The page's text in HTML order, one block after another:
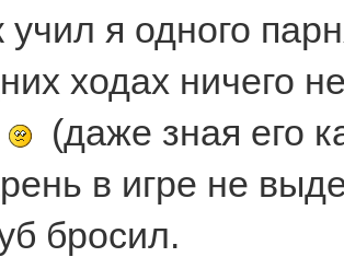
учил я одного
ходах ничего
(даже зная его
в игре не
бросил.